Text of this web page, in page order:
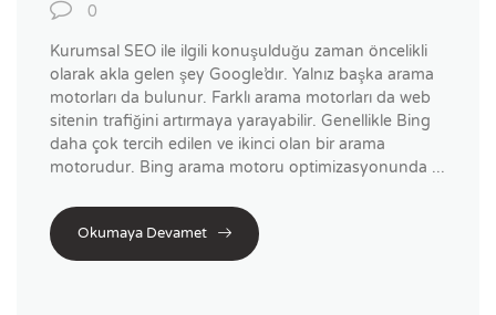
0
Kurumsal SEO ile ilgili konuşulduğu zaman öncelikli
olarak akla gelen şey Google’dır. Yalnız başka arama
motorları da bulunur. Farklı arama motorları da web
sitenin trafiğini artırmaya yarayabilir. Genellikle Bing
daha çok tercih edilen ve ikinci olan bir arama
motorudur. Bing arama motoru optimizasyonunda ...
Okumaya Devamet